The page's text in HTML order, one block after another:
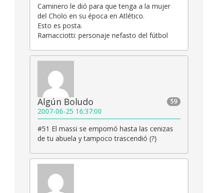
Caminero le dió para que tenga a la mujer
del Cholo en su época en Atlético.
Esto es posta.
Ramacciotti: personaje nefasto del fútbol
59
Algún Boludo
2007-06-25 16:37:00
#51 El massi se empomó hasta las cenizas
de tu abuela y tampoco trascendió (?)